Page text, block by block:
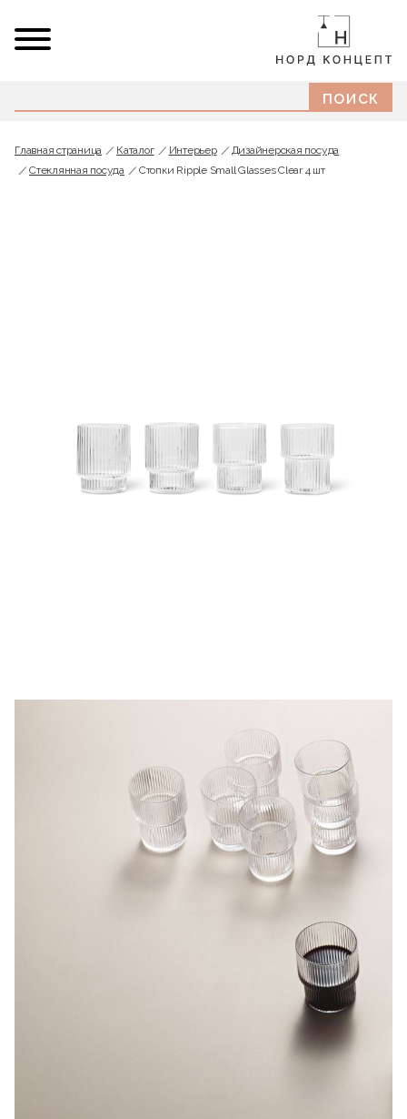
Главная страница Каталог Интерьер
Дизайнерская посуда
Стеклянная посуда
Стопки Ripple Small Glasses Clear 4 шт